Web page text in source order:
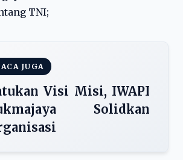
TNI;
JUGA
Visi Misi, IWAPI
Solidkan